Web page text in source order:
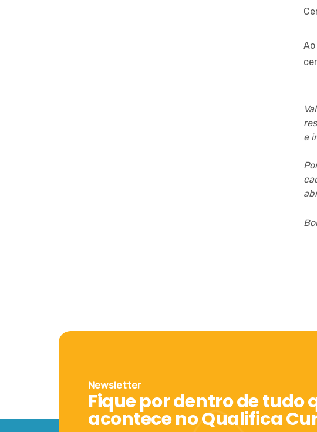
e
Newsletter
Fique por dentro de tudo
acontece no Qualifica